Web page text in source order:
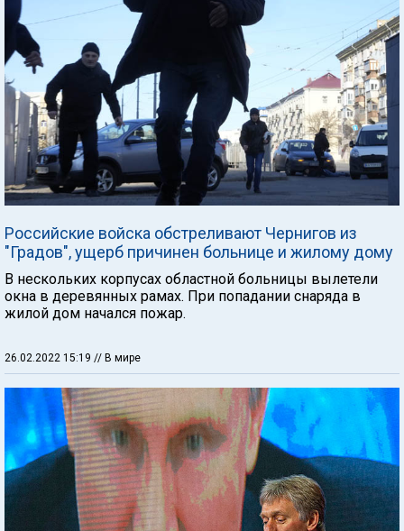
Российские войска обстреливают Чернигов из
"Градов", ущерб причинен больнице и жилому дому
В нескольких корпусах областной больницы вылетели
окна в деревянных рамах. При попадании снаряда в
жилой дом начался пожар.
26.02.2022 15:19 // В мире